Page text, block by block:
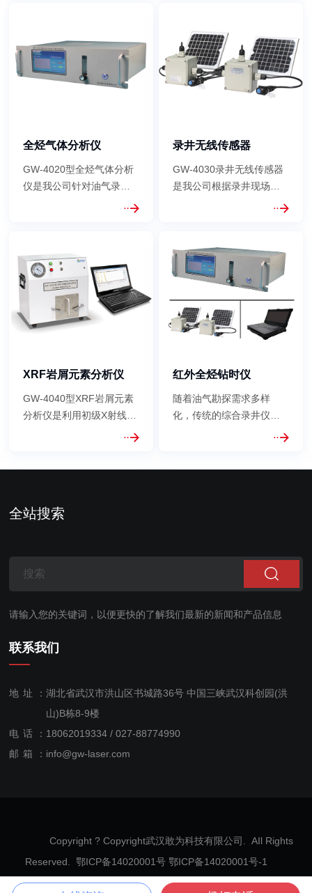
对CH4、C2H6、C3H8、
NC4H10、IC4H10、
NC5H12和IC5H12等烷烃
类气体进行高精度实时的...
（TCD）检测技术，主要
用于精确测量CO2、CO和
H2等非烃气体的浓度。该
产品具有测量精...
全烃气体分析仪
GW-4020型全烃气体分析
仪是我公司针对油气录井
检测技术，主要用于石油
天然气勘探过程中CH4以
及C2+的浓度。该产品具有
测量精度高、结构简单、
操作方便...
录井无线传感器
GW-4030录井无线传感器
是我公司根据录井现场环
繁复工作。所有传感器信
号采用无线传输，内置高
品质锂电池以及太阳能电
池板，体积小、自组网、
安装灵活方...
XRF岩屑元素分析仪
GW-4040型XRF岩屑元素
分析仪是利用初级X射线光
分析（ＸＲＦ）用于岩屑
红外全烃钻时仪
随着油气勘探需求多样
化，传统的综合录井仪已
经不能“一招打天下了”，对
全站搜索
请输入您的关键词，以便更快的了解我们最新的新闻和产品信息
联系我们
地址： 湖北省武汉市洪山区书城路36号 中国三峡武汉科创园(洪
山)B栋8-9楼
电话： 18062019334 / 027-88774990
售后服
邮箱： info@gw-laser.com
Copyright ? Copyright武汉敢为科技有限公司. AIl Rights
Reserved. 鄂ICP备14020001号 鄂ICP备14020001号-1
网站地图